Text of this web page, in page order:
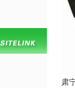
肃